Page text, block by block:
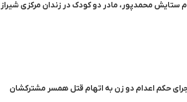
ستایش محمدپور، مادر دو کودک در زندان مرکزی شیراز
حکم اعدام دو زن به اتهام قتل همسر مشترکشان